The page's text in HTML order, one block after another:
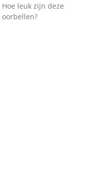
Hoe leuk zijn deze
oorbellen?